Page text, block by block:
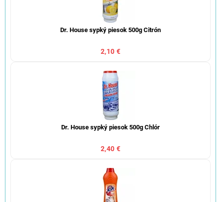
Dr. House sypký piesok 500g Citrón
2,10 €
Dr. House sypký piesok 500g Chlór
2,40 €